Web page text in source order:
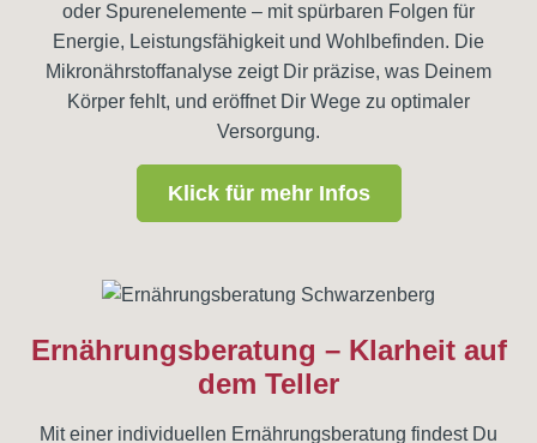
oder Spurenelemente – mit spürbaren Folgen für
Energie, Leistungsfähigkeit und Wohlbefinden. Die
Mikronährstoffanalyse zeigt Dir präzise, was Deinem
Körper fehlt, und eröffnet Dir Wege zu optimaler
Versorgung.
Klick für mehr Infos
Ernährungsberatung – Klarheit auf
dem Teller
Mit einer individuellen Ernährungsberatung findest Du